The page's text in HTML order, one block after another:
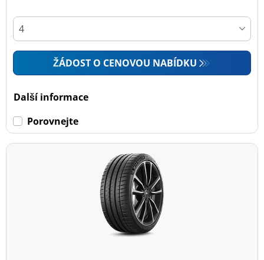
ŽÁDOST O CENOVOU NABÍDKU
Další informace
Porovnejte